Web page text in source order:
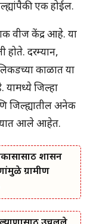
एक होईल.
वीज केंद्र आहे. या
होते. दरम्यान,
काळात या
यामध्ये जिल्हा
जिल्ह्यातील अनेक
आले आहेत.
शासन
ग्रामीण